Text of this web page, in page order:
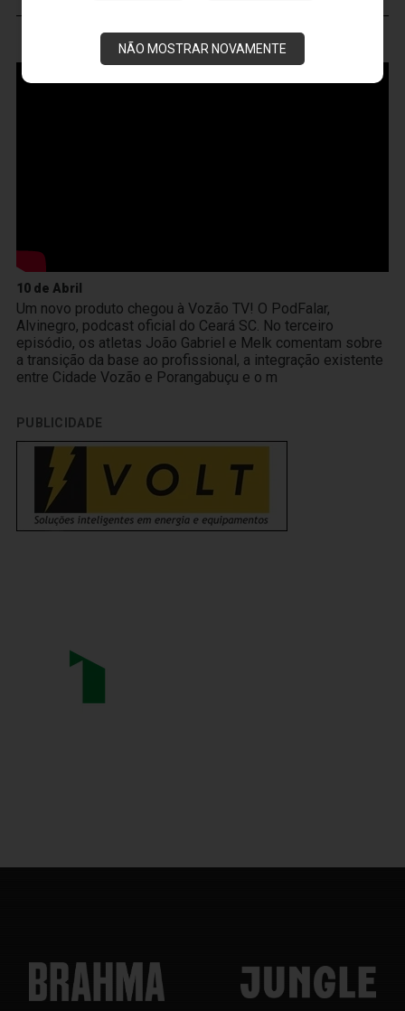
NÃO MOSTRAR NOVAMENTE
VOZÃOTV
10 de Abril
Um novo produto chegou à Vozão TV! O PodFalar,
Alvinegro, podcast oficial do Ceará SC. No terceiro
episódio, os atletas João Gabriel e Melk comentam sobre
a transição da base ao profissional, a integração existente
entre Cidade Vozão e Porangabuçu e o m
PUBLICIDADE